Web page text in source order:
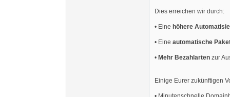
Dies erreichen wir durch:
• Eine höhere
• Eine automatische
• Mehr Bezahlarten zur
Einige Eurer zukünftigen